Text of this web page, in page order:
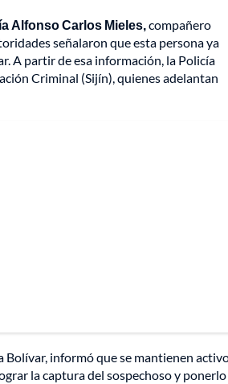
Alfonso Carlos Mieles,compañero
señalaron que esta persona ya
A partir de esa información, la Policía
Criminal (Sijín), quienes adelantan
informó que se mantienen
la captura del sospechoso y ponerlo